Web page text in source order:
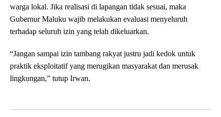
warga lokal. Jika realisasi di lapangan tidak sesuai, maka
Gubernur Maluku wajib melakukan evaluasi menyeluruh
terhadap seluruh izin yang telah dikeluarkan.
“Jangan sampai izin tambang rakyat justru jadi kedok untuk
praktik eksploitatif yang merugikan masyarakat dan merusak
lingkungan,” tutup Irwan.